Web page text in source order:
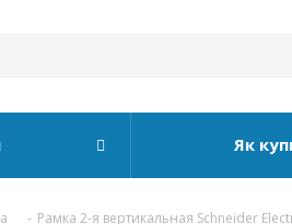
Як
- Рамка 2-я вертикальная Schneider